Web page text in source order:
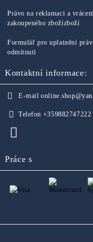
Právo na reklamaci a
zakoupeného zbožízboží
Formulář pro uplatnění
odmítnutí
Kontaktní informace:
E-mail
Telefon +359882747222
Práce s